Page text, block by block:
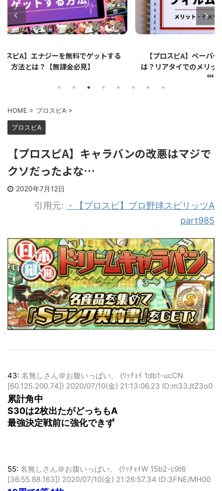
する
【プロスピA】ペーパーライクフィルムと
は？リアタイでのメリット・デメリットを解
【プ
HOME > プロスピA
【プロスピA】キャラバンの改悪はマジで
クソだったよな…
・【プロスピ】プロ野球スピリッツA
43:名無しさん＠お腹いっぱい。 (ﾜｯﾁｮｲ 1db1-ucCN
[60.125.200.74])
累計角中
S30は2枚出たがどっちもA
55:名無しさん＠お腹いっぱい。 (ﾜｯﾁｮｲW 15b2-c9t6